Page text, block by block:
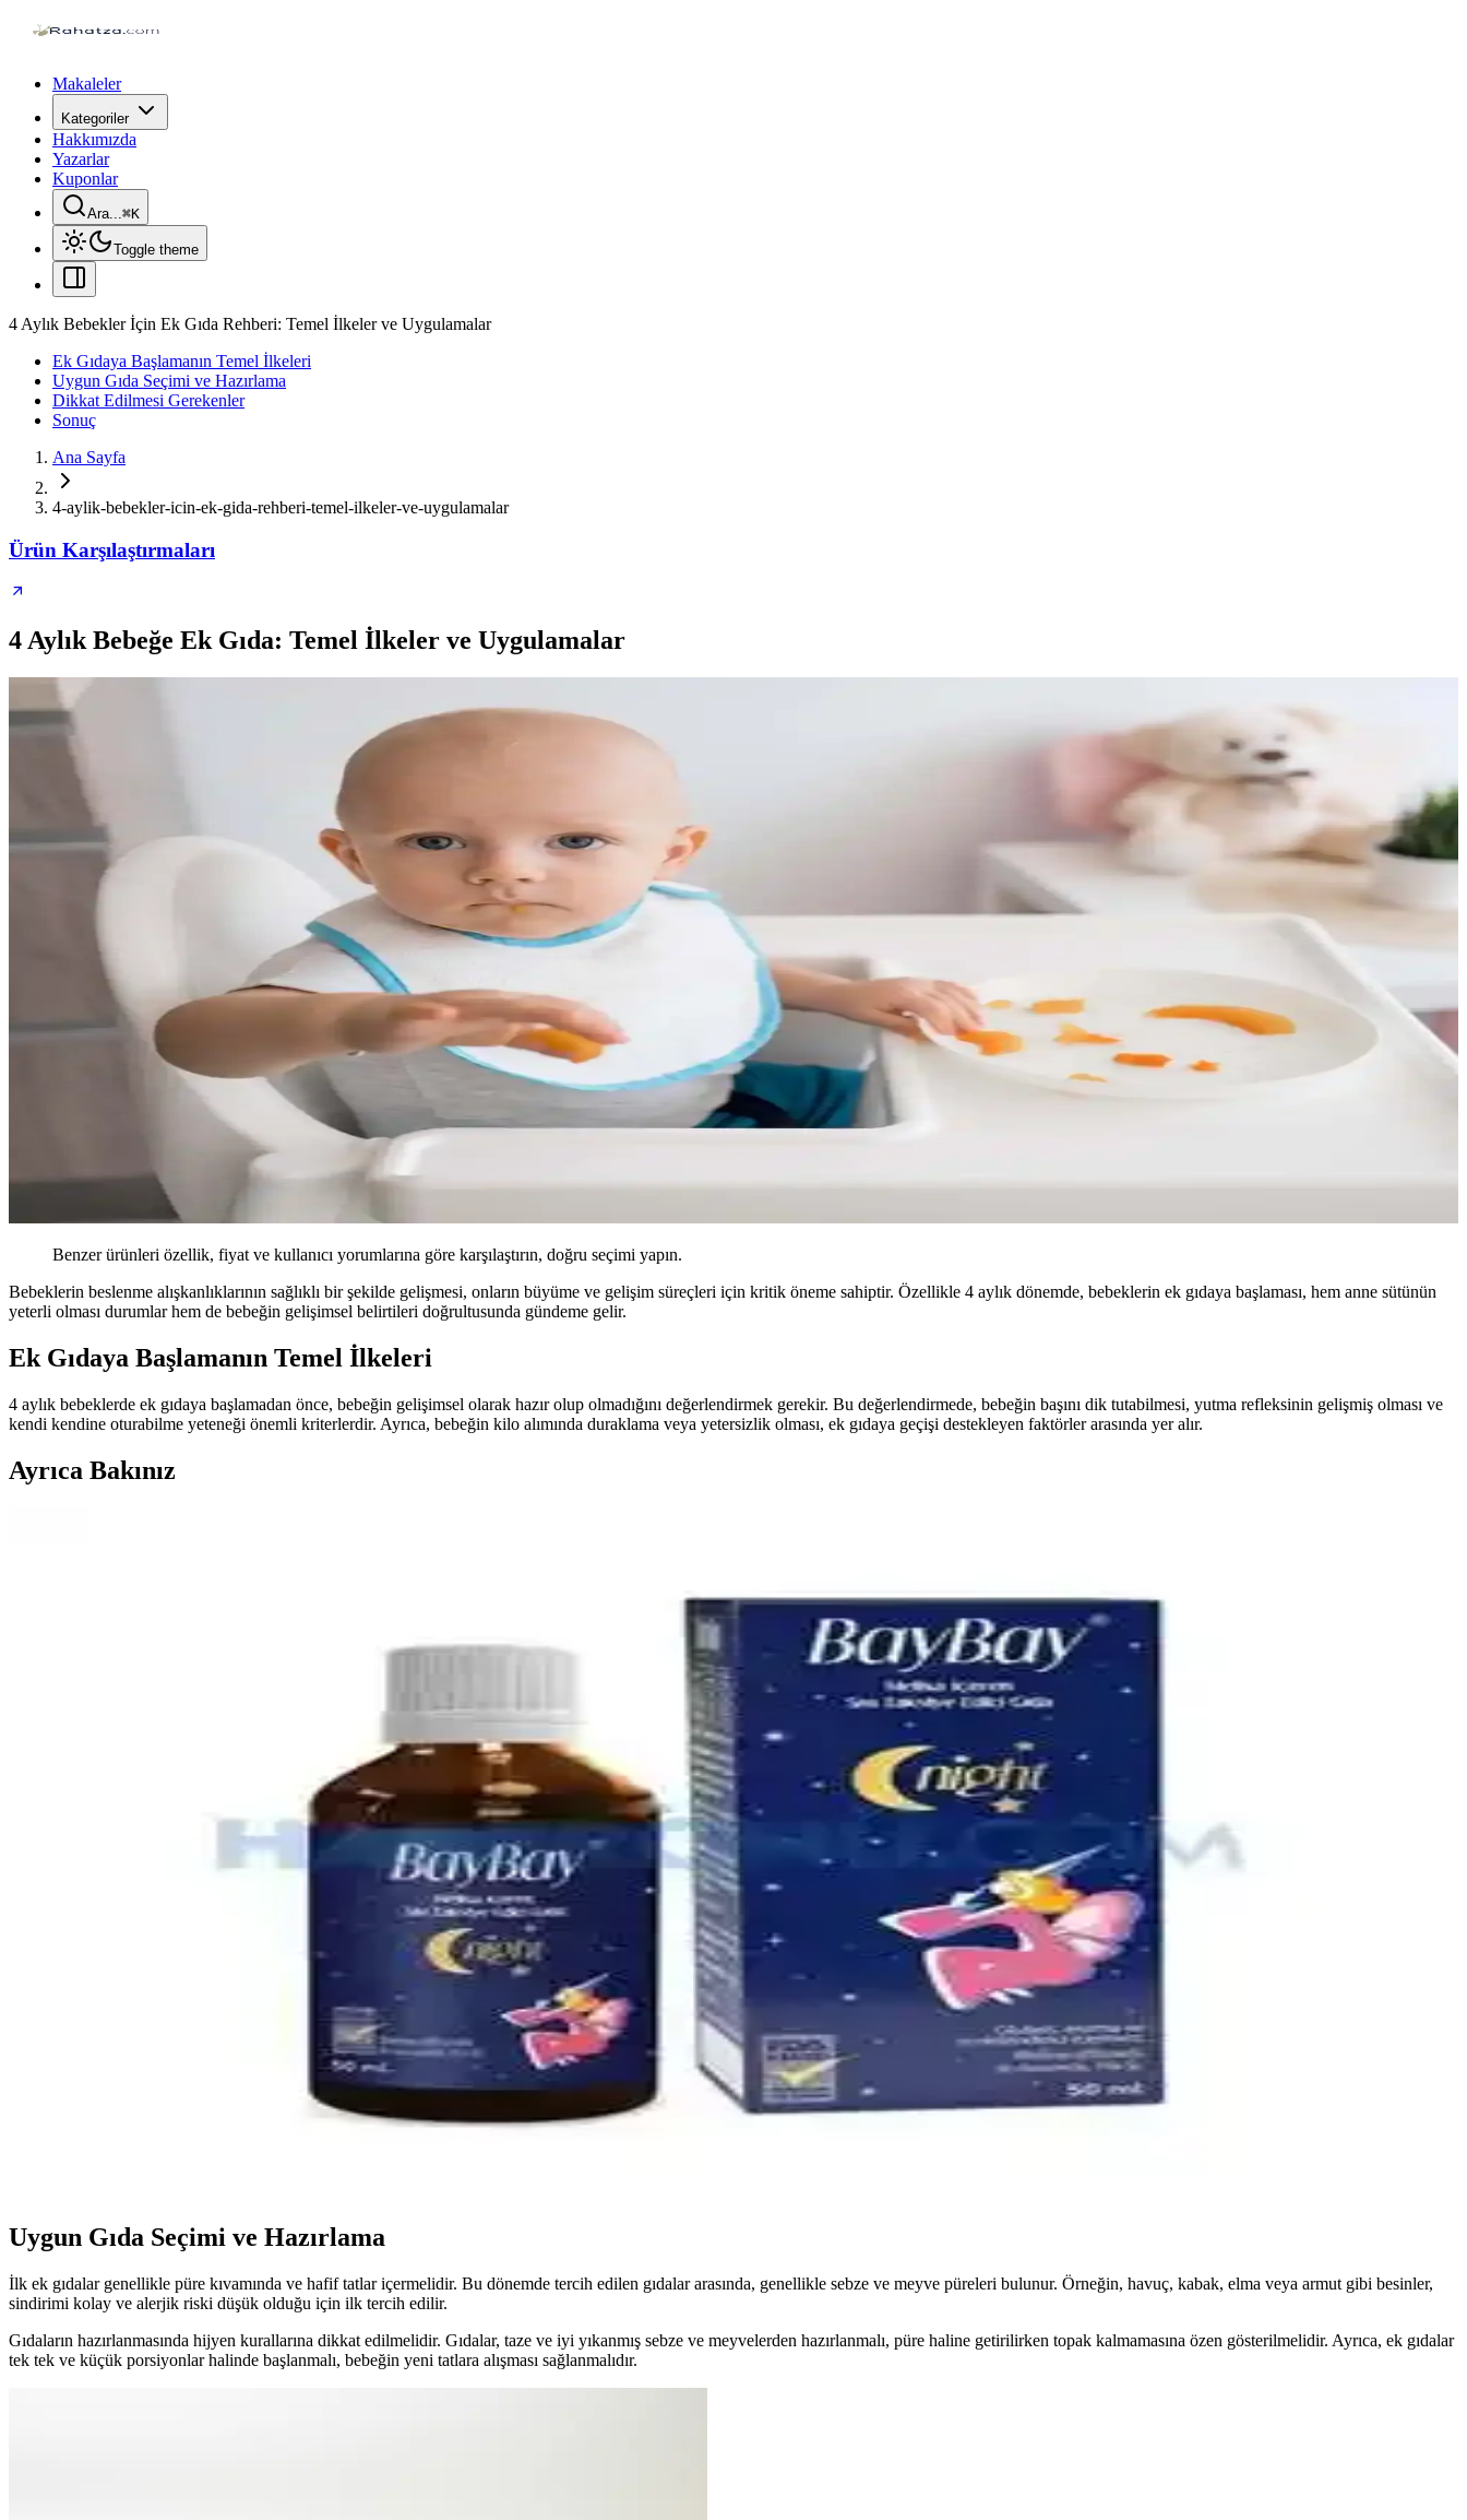
Makaleler
Kategoriler
Hakkımızda
Yazarlar
Kuponlar
Ara...⌘K
Toggle theme
4 Aylık Bebekler İçin Ek Gıda Rehberi: Temel İlkeler ve Uygulamalar
Ek Gıdaya Başlamanın Temel İlkeleri
Uygun Gıda Seçimi ve Hazırlama
Dikkat Edilmesi Gerekenler
Sonuç
Ana Sayfa
4-aylik-bebekler-icin-ek-gida-rehberi-temel-ilkeler-ve-uygulamalar
Ürün Karşılaştırmaları
4 Aylık Bebeğe Ek Gıda: Temel İlkeler ve Uygulamalar
Benzer ürünleri özellik, fiyat ve kullanıcı yorumlarına göre karşılaştırın, doğru seçimi yapın.
Bebeklerin beslenme alışkanlıklarının sağlıklı bir şekilde gelişmesi, onların büyüme ve gelişim süreçleri için kritik öneme sahiptir. Özellikle 4 aylık dönemde, bebeklerin ek gıdaya başlaması, hem anne sütünün
yeterli olması durumlar hem de bebeğin gelişimsel belirtileri doğrultusunda gündeme gelir.
Ek Gıdaya Başlamanın Temel İlkeleri
4 aylık bebeklerde ek gıdaya başlamadan önce, bebeğin gelişimsel olarak hazır olup olmadığını değerlendirmek gerekir. Bu değerlendirmede, bebeğin başını dik tutabilmesi, yutma refleksinin gelişmiş olması ve
kendi kendine oturabilme yeteneği önemli kriterlerdir. Ayrıca, bebeğin kilo alımında duraklama veya yetersizlik olması, ek gıdaya geçişi destekleyen faktörler arasında yer alır.
Ayrıca Bakınız
En İyi Bebek Gaz İlacı Seçimi: Güvenilir ve Doğal Çözümlerle Bebek Rahatlığı
Bebeklerin gaz sancılarını hafifletmek için doğal ve güvenilir bebek gaz ilaçları hakkında bilgi alın. Doğru ürün seçimiyle bebeğinizin rahatlamasını sağlayın.
Omo Hijyen Ürünleri: Günlük Temizlik ve Hijyen İçin Güvenilir Çözüm
Omo hijyen ürünleri, çocuklar ve ev kullanımı için etkili temizlik ve hijyen sağlar, çok yönlü ürün yelpazesiyle günlük yaşamda güvenilir çözümler sunar.
4 Aylık Bebekler İçin Ek Gıda Rehberi: Temel İlkeler ve Uygulamalar
4 aylık bebekler için ek gıda süreci, gelişimsel belirtiler ve hijyen kurallarıyla sağlıklı beslenme alışkanlıklarının kazanılması üzerine odaklanır.
En İyi Bebek Çantası Seçimi: Dayanıklı, Pratik ve Ergonomik Modeller Rehberi
Bebek çantası seçerken dayanıklılık, su geçirmezlik, geniş iç hacim ve ergonomik tasarım gibi önemli özelliklere dikkat edin. Bu rehberle en uygun modeli kolayca bulun.
Çocuklar İçin Güvenli ve Etkili Boğaz Spreyleri: Kullanım ve Güvenlik Rehberi
Çocuklar için güvenli ve doğal içeriklerle formüle edilen boğaz spreyleri, tahrişi hafifletir ve rahatlatır. Kullanım talimatlarına uyulduğunda güvenlidir, ebeveynler ve doktorlar tarafından tercih edilir.
Yıkanabilir Kilitli Bebek Mama Kabı ve Gıda Poşetleri: Güvenli ve Ekonomik Saklama Çözümleri
Yıkanabilir kilitli bebek mama kabı ve gıda poşetleri hijyen ve sürdürülebilirlik sağlar, kolay temizlenir, güvenli ve ekonomik kullanımıyla ebeveynlerin tercihidir.
Bebeklerde Uyku Kalitesini Artıran Doğal Uyku Damlası Ürünleri ve Kullanım Önerileri
Uygun Gıda Seçimi ve Hazırlama
İlk ek gıdalar genellikle püre kıvamında ve hafif tatlar içermelidir. Bu dönemde tercih edilen gıdalar arasında, genellikle sebze ve meyve püreleri bulunur. Örneğin, havuç, kabak, elma veya armut gibi besinler,
sindirimi kolay ve alerjik riski düşük olduğu için ilk tercih edilir.
Gıdaların hazırlanmasında hijyen kurallarına dikkat edilmelidir. Gıdalar, taze ve iyi yıkanmış sebze ve meyvelerden hazırlanmalı, püre haline getirilirken topak kalmamasına özen gösterilmelidir. Ayrıca, ek gıdalar
tek tek ve küçük porsiyonlar halinde başlanmalı, bebeğin yeni tatlara alışması sağlanmalıdır.